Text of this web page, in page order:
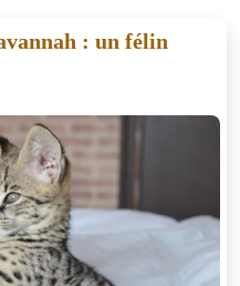
: un félin